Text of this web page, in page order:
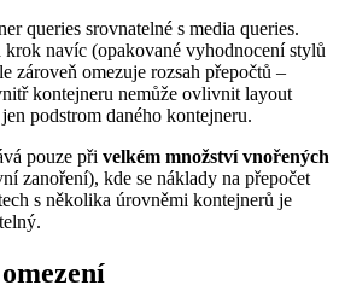
queries srovnatelné s media queries.
krok navíc (opakované vyhodnocení stylů
zároveň omezuje rozsah přepočtů –
kontejneru nemůže ovlivnit layout
podstrom daného kontejneru.
pouze při velkém množství vnořených
zanoření), kde se náklady na přepočet
s několika úrovněmi kontejnerů je